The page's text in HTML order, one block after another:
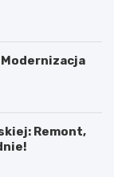
Modernizacja
Remont,